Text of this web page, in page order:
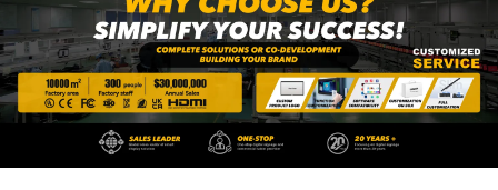
γραφείου.